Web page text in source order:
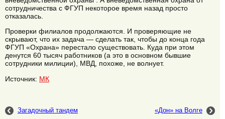
сотрудничества с ФГУП некоторое время назад просто
отказалась.
Проверки филиалов продолжаются. И проверяющие не
скрывают, что их задача — сделать так, чтобы до конца года
ФГУП «Охрана» перестало существовать. Куда при этом
денутся 60 тысяч работников (а это в основном бывшие
сотрудники милиции), МВД, похоже, не волнует.
Источник: МК
Загадочный тандем «Дон» на Волге